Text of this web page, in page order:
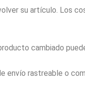
su artículo. Los
cambiado
rastreable o